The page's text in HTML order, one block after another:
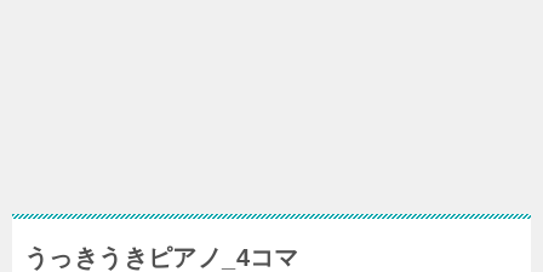
うっきうきピアノ_4コマ